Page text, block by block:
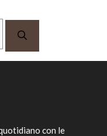
con le